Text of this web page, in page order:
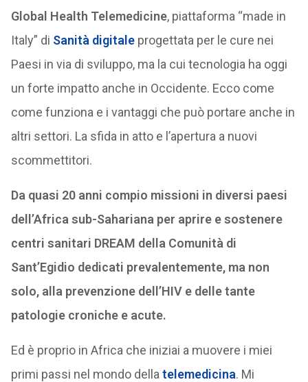
Global Health Telemedicine, piattaforma “made in
Italy” di Sanità digitaleprogettata per le cure nei
Paesi in via di sviluppo, ma la cui tecnologia ha oggi
un forte impatto anche in Occidente. Ecco come
come funziona e i vantaggi che può portare anche in
altri settori. La sfida in atto e l’apertura a nuovi
scommettitori.
Da quasi 20 anni compio missioni in diversi paesi
dell’Africa sub-Sahariana per aprire e sostenere
centri sanitari DREAM della Comunità di
Sant’Egidio dedicati prevalentemente, ma non
solo, alla prevenzione dell’HIV e delle tante
patologie croniche e acute.
Ed è proprio in Africa che iniziai a muovere i miei
primi passi nel mondo della telemedicina. Mi